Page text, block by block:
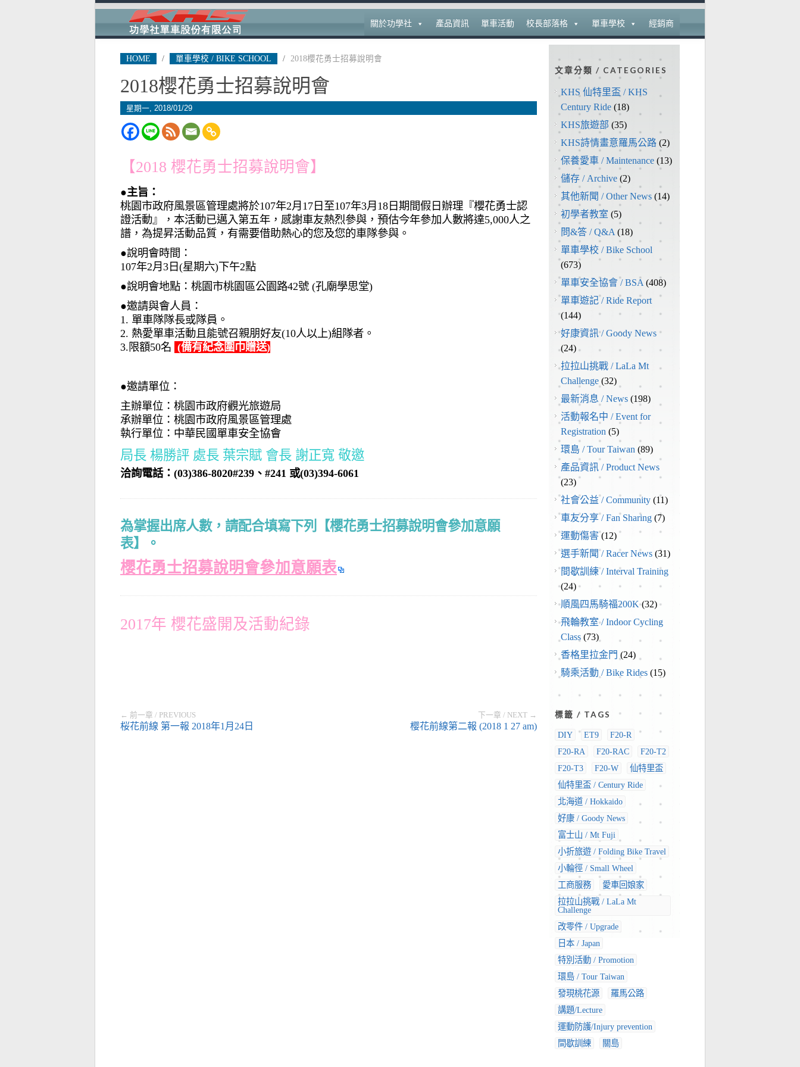
關於功學社 產品資訊 單車活動 校長部落格 單車學校 經銷商
HOME / 單車學校 / BIKE SCHOOL / 2018櫻花勇士招募說明會
2018櫻花勇士招募說明會
星期一, 2018/01/29
【2018 櫻花勇士招募說明會】
●主旨：
桃園市政府風景區管理處將於107年2月17日至107年3月18日期間假日辦理『櫻花勇士認
證活動』，本活動已邁入第五年，感謝車友熱烈參與，預估今年參加人數將達5,000人之
譜，為提昇活動品質，有需要借助熱心的您及您的車隊參與。
●說明會時間：
107年2月3日(星期六)下午2點
●說明會地點：桃園市桃園區公園路42號 (孔廟學思堂)
●邀請與會人員：
1. 單車隊隊長或隊員。
2. 熱愛單車活動且能號召親朋好友(10人以上)組隊者。
3.限額50名 (備有紀念圍巾贈送)
●邀請單位：
主辦單位：桃園市政府觀光旅遊局
承辦單位：桃園市政府風景區管理處
執行單位：中華民國單車安全協會
局長 楊勝評 處長 葉宗賦 會長 謝正寬 敬邀
洽詢電話：(03)386-8020#239、#241 或(03)394-6061
為掌握出席人數，請配合填寫下列【櫻花勇士招募說明會參加意願
表】。
櫻花勇士招募說明會參加意願表
2017年 櫻花盛開及活動紀錄
← 前一章 / PREVIOUS
桜花前線 第一報 2018年1月24日
下一章 / NEXT →
樱花前線第二報 (2018 1 27 am)
文章分類 / CATEGORIES
KHS 仙特里盃 / KHS
Century Ride (18)
KHS旅遊部 (35)
KHS詩情畫意羅馬公路 (2)
保養愛車 / Maintenance (13)
儲存 / Archive (2)
其他新聞 / Other News (14)
初學者教室 (5)
問&答 / Q&A (18)
單車學校 / Bike School
(673)
單車安全協會 / BSA (408)
單車遊記 / Ride Report
(144)
好康資訊 / Goody News
(24)
拉拉山挑戰 / LaLa Mt
Challenge (32)
最新消息 / News (198)
活動報名中 / Event for
Registration (5)
環島 / Tour Taiwan (89)
產品資訊 / Product News
(23)
社會公益 / Community (11)
車友分享 / Fan Sharing (7)
運動傷害(12)
選手新聞 / Racer News (31)
間歇訓練 / Interval Training
(24)
順風四馬騎福200K(32)
飛輪教室 / Indoor Cycling
Class (73)
香格里拉金門 (24)
騎乘活動 / Bike Rides (15)
標籤 / TAGS
DIY ET9
F20-R
F20-RA
F20-RAC
F20-T2
F20-T3
F20-W
仙特里盃
仙特里盃 / Century Ride
北海道 / Hokkaido
好康 / Goody News
富士山 / Mt Fuji
小折旅遊 / Folding Bike Travel
小輪徑 / Small Wheel
工商服務
愛車回娘家
拉拉山挑戰 / LaLa Mt
Challenge
改零件 / Upgrade
日本 / Japan
特別活動 / Promotion
環島 / Tour Taiwan
發現桃花源
羅馬公路
講題/Lecture
運動防護/Injury prevention
間歇訓練
關島